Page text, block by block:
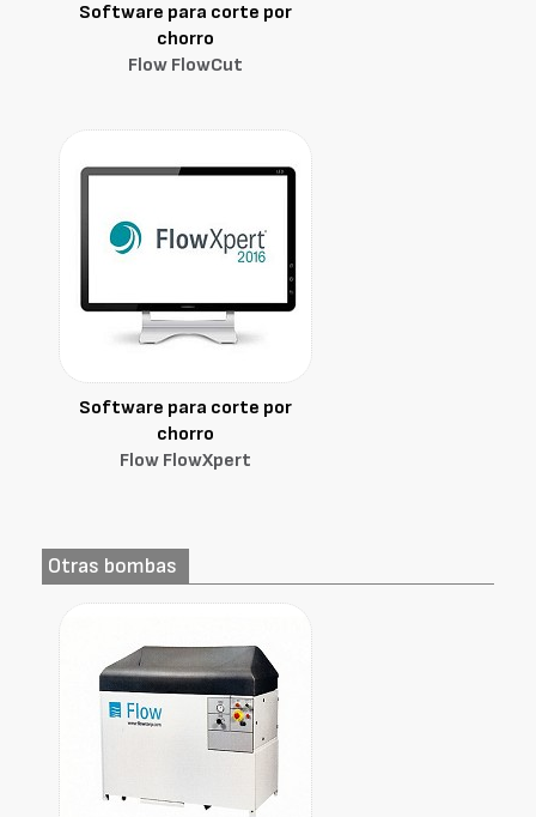
Software para corte por
chorro
Flow FlowCut
Software para corte por
chorro
Flow FlowXpert
Otras bombas